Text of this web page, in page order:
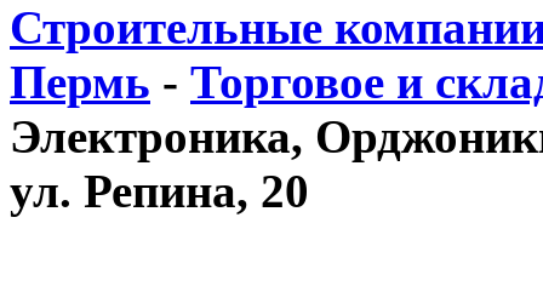
Строительные
Пермь - Торговое и
Электроника,
ул. Репина, 20